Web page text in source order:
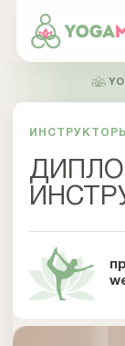
ИНСТРУКТОРЫ